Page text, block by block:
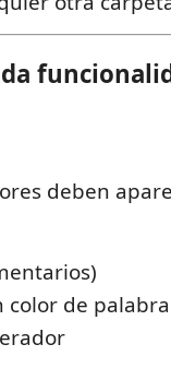
deben
color de